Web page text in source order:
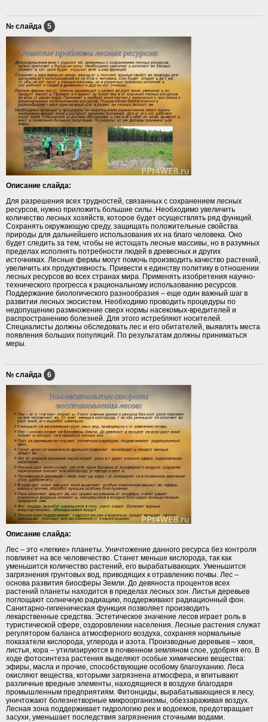
№ слайда 5
Описание слайда:
Для разрешения всех трудностей, связанных с сохранением лесных
ресурсов, нужно приложить большие силы. Необходимо увеличить
количество лесных хозяйств, которое будет осуществлять ряд функций.
Сохранять окружающую среду, защищать положительные свойства
природы для дальнейшего использования их на благо человека. Оно
будет следить за тем, чтобы не истощать лесные массивы, но в разумных
пределах исполнять потребности людей в древесных и других
источниках. Лесные фермы могут помочь производить качество растений,
увеличить их продуктивность. Привести к единству политику в отношении
лесных ресурсов во всех странах мира. Применять изобретения научно-
технического прогресса к рациональному использованию ресурсов.
Поддержание биологического разнообразия – еще один важный шаг в
развитии лесных экосистем. Необходимо проводить процедуры по
недопущению размножение сверх нормы насекомых-вредителей и
распространению болезней. Для этого истребляют носителей.
Специалисты должны обследовать лес и его обитателей, выявлять места
появления больших популяций. По результатам должны приниматься
меры.
№ слайда 6
Описание слайда:
Лес – это «легкие» планеты. Уничтожение данного ресурса без контроля
повлияет на все человечество. Станет меньше кислорода, так как
уменьшится количество растений, его вырабатывающих. Уменьшится
загрязнения грунтовых вод, приводящих к отравлению почвы. Лес –
основа развития биосферы Земли. До девяноста процентов всех
растений планеты находится в пределах лесных зон. Листья деревьев
поглощают солнечную радиацию, поддерживают радиационный фон.
Санитарно-гигиеническая функция позволяет производить
лекарственные средства. Эстетическое значение лесов играет роль в
туристической сфере, оздоровлении населения. Лесные растения служат
регулятором баланса атмосферного воздуха, сохраняя нормальные
показатели кислорода, углерода и азота. Производные деревьев – хвоя,
листья, кора – утилизируются в почвенном земляном слое, удобряя его. В
ходе фотосинтеза растения выделяют особые химические вещества:
эфиры, масла и прочие, способствующие особому благоуханию. Леса
окисляют вещества, которыми загрязнена атмосфера, и впитывают
различные вредные элементы, находящиеся в воздухе благодаря
промышленным предприятиям. Фитонциды, вырабатывающиеся в лесу,
уничтожают болезнетворные микроорганизмы, обеззараживая воздух.
Лесная зона поддерживает гидрологию рек и водоемов, предотвращает
засухи, уменьшает последствия загрязнения сточными водами.